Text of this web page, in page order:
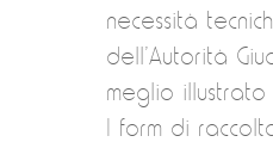
necessità
dell’Autorità
meglio illustrato
I form di